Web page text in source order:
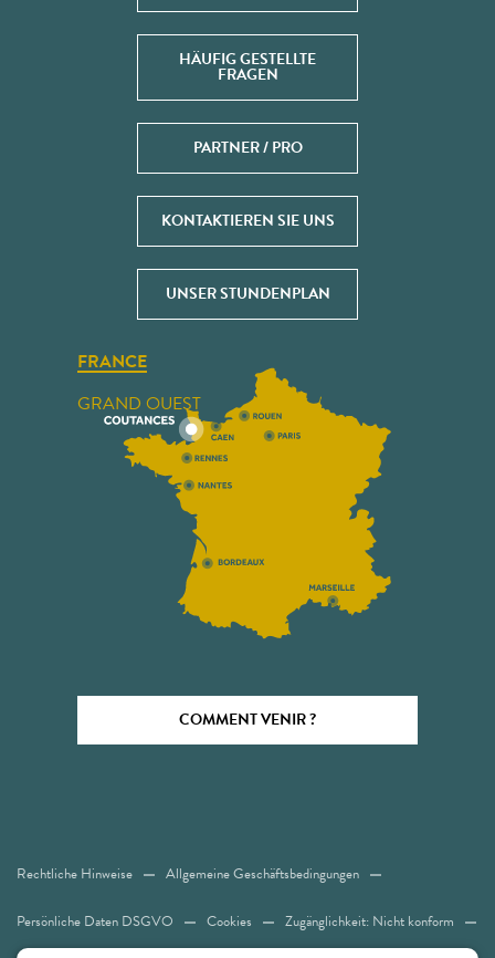
HÄUFIG GESTELLTE
FRAGEN
PARTNER / PRO
KONTAKTIEREN SIE UNS
UNSER STUNDENPLAN
FRANCE
GRAND OUEST
COMMENT VENIR ?
Rechtliche Hinweise Allgemeine Geschäftsbedingungen
Persönliche Daten DSGVO Cookies Zugänglichkeit: Nicht konform